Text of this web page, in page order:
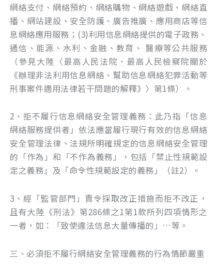
網絡支付、網絡預約、網絡購物、網絡遊戲、網絡直
播、網站建設、安全防護、廣告推廣、應用商店等信
息網絡應用服務；(3)利用信息網絡提供的電子政務、
通信、能源、水利、金融、教育、 醫療等公共服務
（參見大陸〈最高人民法院．最高人民檢察院關於
《辦理非法利用信息網絡、幫助信息網絡犯罪活動等
刑事案件適用法律若干問題的解釋》〉第1條）。
2、拒不履行信息網絡安全管理義務：此乃指「信息
網絡服務提供者」依法應當履行現行有效的信息網絡
安全管理法律、法規所明確規定的信息網絡安全管理
的「作為」和「不作為義務」，包括「禁止性規範設
定之義務」及「命令性規範設定的義務」（註2）。
3、經「監管部門」責令採取改正措施而拒不改正，
且有大陸《刑法》第286條之1第1款所列四項情形之
一者，如：「致使違法信息大量傳播的」…等。
三、必須拒不履行網絡安全管理義務的行為情節嚴重